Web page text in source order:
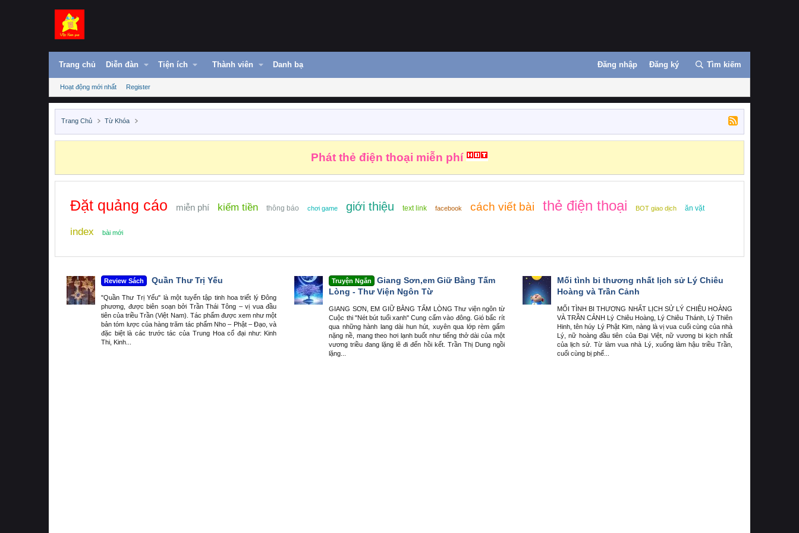
Trang chủ Diễn đàn Tiện ích Thành viên Danh bạ Đăng nhập Đăng ký Tìm kiếm
Hoạt động mới nhất Register
Trang Chủ Từ Khóa
Phát thẻ điện thoại miễn phí
Đặt quảng cáo miễn phí kiếm tiền thông báo chơi game giới thiệu text link facebook cách viết bài thẻ điện thoại BOT giao dịch ăn vặt
index bài mới
Review Sách Quần Thư Trị Yếu
"Quần Thư Trị Yếu" là một tuyển tập tinh hoa triết lý Đông
phương, được biên soạn bởi Trần Thái Tông – vị vua đầu
tiên của triều Trần (Việt Nam). Tác phẩm được xem như một
bản tóm lược của hàng trăm tác phẩm Nho – Phật – Đạo, và
đặc biệt là các trước tác của Trung Hoa cổ đại như: Kinh
Thi, Kinh...
Truyện Ngắn
Giang Sơn,em Giữ Bằng Tấm
Lòng - Thư Viện Ngôn Từ
GIANG SƠN, EM GIỮ BẰNG TẤM LÒNG Thư viện ngôn từ
Cuộc thi "Nét bút tuổi xanh" Cung cấm vào đông. Gió bấc rít
qua những hành lang dài hun hút, xuyên qua lớp rèm gấm
nặng nề, mang theo hơi lạnh buốt như tiếng thở dài của một
vương triều đang lặng lẽ đi đến hồi kết. Trần Thị Dung ngồi
lặng...
Mối tình bi thương nhất lịch sử Lý Chiêu
Hoàng và Trần Cảnh
MỐI TÌNH BI THƯƠNG NHẤT LỊCH SỬ LÝ CHIÊU HOÀNG
VÀ TRẦN CẢNH Lý Chiêu Hoàng, Lý Chiêu Thánh, Lý Thiên
Hinh, tên húy Lý Phật Kim, nàng là vị vua cuối cùng của nhà
Lý, nữ hoàng đầu tiên của Đại Việt, nữ vương bi kịch nhất
của lịch sử. Từ làm vua nhà Lý, xuống làm hậu triều Trần,
cuối cùng bị phế...